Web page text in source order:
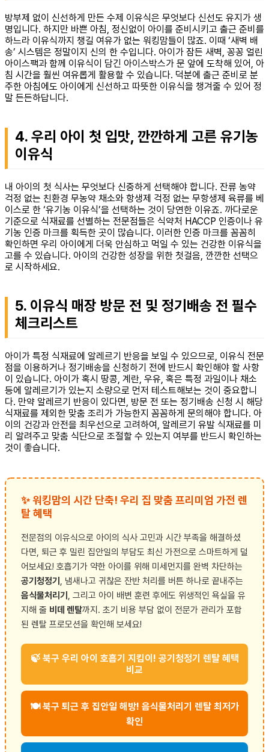
방부제 없이 신선하게 만든 수제 이유식은 무엇보다 신선도 유지가 생
명입니다. 하지만 바쁜 아침, 정신없이 아이를 준비시키고 출근 준비를
하느라 이유식까지 챙길 여유가 없는 워킹맘들이 많죠. 이때 ‘새벽 배
송’ 시스템은 정말이지 신의 한 수입니다. 아이가 잠든 새벽, 꽁꽁 얼린
아이스팩과 함께 이유식이 담긴 아이스박스가 문 앞에 도착해 있어, 아
침 시간을 훨씬 여유롭게 활용할 수 있습니다. 덕분에 출근 준비로 분
주한 아침에도 아이에게 신선하고 따뜻한 이유식을 챙겨줄 수 있어 정
말 든든하답니다.
4. 우리 아이 첫 입맛, 깐깐하게 고른 유기농
이유식
내 아이의 첫 식사는 무엇보다 신중하게 선택해야 합니다. 잔류 농약
걱정 없는 친환경 무농약 채소와 항생제 걱정 없는 무항생제 육류를 베
이스로 한 ‘유기농 이유식’을 선택하는 것이 당연한 이유죠. 까다로운
기준으로 식재료를 선별하는 전문점들은 식약처 HACCP 인증이나 유
기농 인증 마크를 획득한 곳이 많습니다. 이러한 인증 마크를 꼼꼼히
확인하면 우리 아이에게 더욱 안심하고 먹일 수 있는 건강한 이유식을
고를 수 있습니다. 아이의 건강한 성장을 위한 첫걸음, 깐깐한 선택으
로 시작하세요.
5. 이유식 매장 방문 전 및 정기배송 전 필수
체크리스트
아이가 특정 식재료에 알레르기 반응을 보일 수 있으므로, 이유식 전문
점을 이용하거나 정기배송을 신청하기 전에 반드시 확인해야 할 사항
이 있습니다. 아이가 혹시 땅콩, 계란, 우유, 혹은 특정 과일이나 채소
등에 알레르기가 있는지 소량으로 먼저 테스트해보는 것이 중요합니
다. 만약 알레르기 반응이 있다면, 방문 전 또는 정기배송 신청 시 해당
식재료를 제외한 맞춤 조리가 가능한지 꼼꼼하게 문의해야 합니다. 아
이의 건강과 안전을 최우선으로 고려하여, 알레르기 유발 식재료를 미
리 알려주고 맞춤 식단으로 조절할 수 있는지 여부를 반드시 확인하는
것이 좋습니다.
✨ 워킹맘의 시간 단축! 우리 집 맞춤 프리미엄 가전 렌
탈 혜택
전문점의 이유식으로 아이의 식사 고민과 시간 부족을 해결하셨
다면, 퇴근 후 밀린 집안일의 부담도 최신 가전으로 스마트하게 덜
어보세요! 호흡기가 약한 아이를 위해 미세먼지를 완벽 차단하는
공기청정기
, 냄새나고 귀찮은 잔반 처리를 버튼 하나로 끝내주는
음식물처리기
, 그리고 아이 배변 훈련 후에도 위생적인 욕실을 유
지해 줄 비데 렌탈까지. 초기 비용 부담 없이 전문가 관리가 포함
된 렌탈 프로모션을 확인해 보세요!
🍃 북구 우리 아이 호흡기 지킴이! 공기청정기 렌탈 혜택
비교
🍽️ 북구 퇴근 후 집안일 해방! 음식물처리기 렌탈 최저가
확인